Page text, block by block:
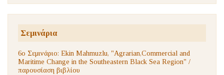
Σεμινάρια
6ο Σεμινάριο: Ekin Mahmuzlu, "Agrarian,Commercial and
Maritime Change in the Southeastern Black Sea Region" /
παρουσίαση βιβλίου